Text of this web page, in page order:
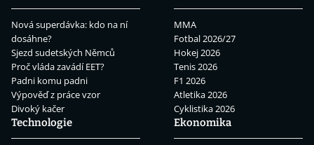
Nová superdávka: kdo na ní
dosáhne?
Sjezd sudetských Němců
Proč vláda zavádí EET?
Padni komu padni
Výpověď z práce vzor
Divoký kačer
MMA
Fotbal 2026/27
Hokej 2026
Tenis 2026
F1 2026
Atletika 2026
Cyklistika 2026
Technologie
Ekonomika